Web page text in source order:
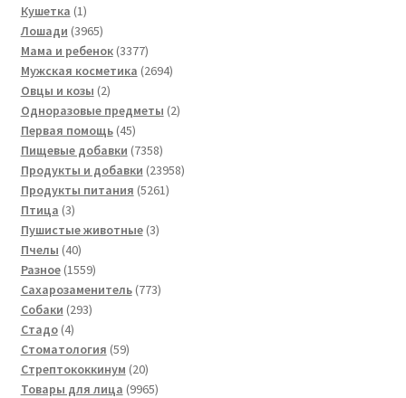
Кушетка 11
товар
Лошади 39653965
товаров
Мама и ребенок 33773377
товаров
Мужская косметика 26942694
Овцы и козы 22
товара
Одноразовые предметы 22
Первая помощь 4545
товаров
Пищевые добавки 73587358
товаров
Продукты и добавки 2395823958
Продукты питания 52615261
Птица 33
товара
Пушистые животные 33
Пчелы 4040
товаров
Разное 15591559
товаров
Сахарозаменитель 773773
Собаки 293293
Стадо 44
товара
Стоматология 5959
товаров
Стрептококкинум 2020
товаров
Товары для лица 99659965